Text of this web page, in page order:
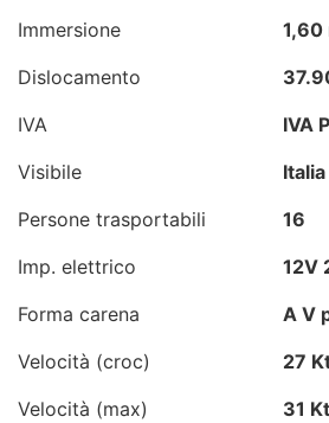
Immersione
1,60
Dislocamento
IVA
IVA
Visibile
Italia
Persone trasportabili
16
Imp. elettrico
12V
Forma carena
A V
Velocità (croc)
27
Velocità (max)
31 Kt